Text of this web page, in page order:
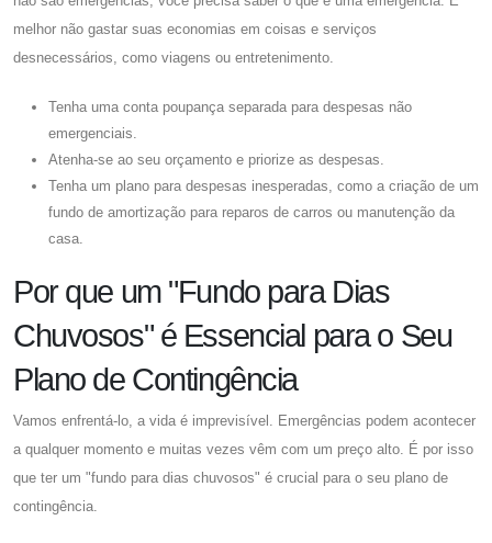
melhor não gastar suas economias em coisas e serviços
desnecessários, como viagens ou entretenimento.
Tenha uma conta poupança separada para despesas não
emergenciais.
Atenha-se ao seu orçamento e priorize as despesas.
Tenha um plano para despesas inesperadas, como a criação de um
fundo de amortização para reparos de carros ou manutenção da
casa.
Por que um "Fundo para Dias
Chuvosos" é Essencial para o Seu
Plano de Contingência
Vamos enfrentá-lo, a vida é imprevisível. Emergências podem acontecer
a qualquer momento e muitas vezes vêm com um preço alto. É por isso
que ter um "fundo para dias chuvosos" é crucial para o seu plano de
contingência.